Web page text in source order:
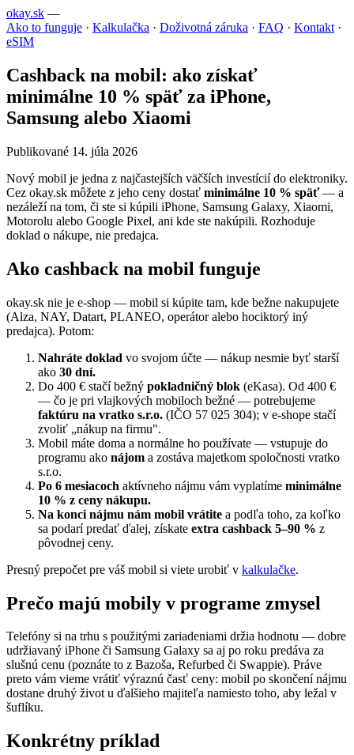
okay.sk —
Ako to funguje · Kalkulačka · Doživotná záruka · FAQ · Kontakt ·
eSIM
Cashback na mobil: ako získať
minimálne 10 % späť za iPhone,
Samsung alebo Xiaomi
Publikované 14. júla 2026
Nový mobil je jedna z najčastejších väčších investícií do elektroniky.
Cez okay.sk môžete z jeho ceny dostať minimálne 10 % späť— a
nezáleží na tom, či ste si kúpili iPhone, Samsung Galaxy, Xiaomi,
Motorolu alebo Google Pixel, ani kde ste nakúpili. Rozhoduje
doklad o nákupe, nie predajca.
Ako cashback na mobil funguje
okay.sk nie je e-shop — mobil si kúpite tam, kde bežne nakupujete
(Alza, NAY, Datart, PLANEO, operátor alebo hociktorý iný
predajca). Potom:
Nahráte doklad vo svojom účte — nákup nesmie byť starší
ako 30 dní.
Do 400 € stačí bežný pokladničný blok (eKasa). Od 400 €
— čo je pri vlajkových mobiloch bežné — potrebujeme
faktúru na vratko s.r.o. (IČO 57 025 304); v e-shope stačí
zvoliť „nákup na firmu".
Mobil máte doma a normálne ho používate — vstupuje do
programu ako nájom a zostáva majetkom spoločnosti vratko
s.r.o.
Po 6 mesiacoch aktívneho nájmu vám vyplatíme minimálne
10 % z ceny nákupu.
Na konci nájmu nám mobil vrátite a podľa toho, za koľko
sa podarí predať ďalej, získate extra cashback 5–90 % z
pôvodnej ceny.
Presný prepočet pre váš mobil si viete urobiť v kalkulačke.
Prečo majú mobily v programe zmysel
Telefóny si na trhu s použitými zariadeniami držia hodnotu — dobre
udržiavaný iPhone či Samsung Galaxy sa aj po roku predáva za
slušnú cenu (poznáte to z Bazoša, Refurbed či Swappie). Práve
preto vám vieme vrátiť výraznú časť ceny: mobil po skončení nájmu
dostane druhý život u ďalšieho majiteľa namiesto toho, aby ležal v
šuflíku.
Konkrétny príklad